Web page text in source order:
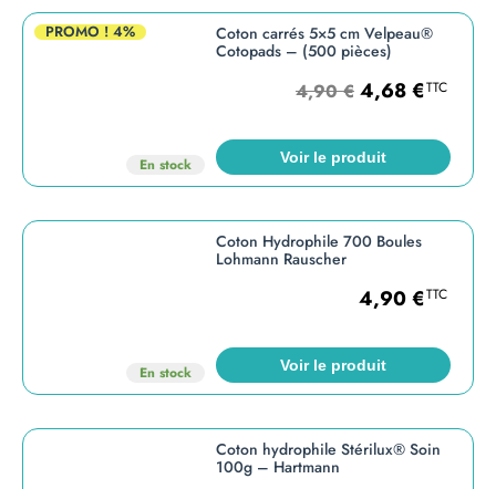
PROMO !4%
En stock
Coton carrés 5×5 cm Velpeau®
Cotopads – (500 pièces)
4,90€ 4,68€TTC
Voir le produit
En stock
Coton Hydrophile 700 Boules
Lohmann Rauscher
4,90€TTC
Voir le produit
Coton hydrophile Stérilux® Soin
100g – Hartmann